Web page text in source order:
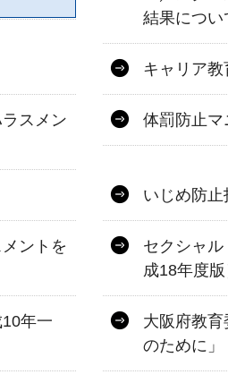
結果につい
キャリア
スメン
体罰防止マ
いじめ防
ントを
セクシャ
成18年度版
年一
大阪府教
のために」